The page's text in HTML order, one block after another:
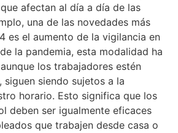
afectan al día a día de las
una de las novedades más
es el aumento de la vigilancia en
la pandemia, esta modalidad ha
los trabajadores estén
siendo sujetos a la
horario. Esto significa que los
deben ser igualmente eficaces
que trabajen desde casa o